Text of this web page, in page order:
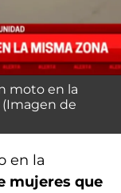
moto en la
de
en la
mujeres que